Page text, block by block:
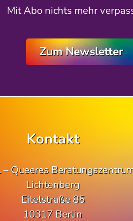
Mit Abo nichts mehr
Zum Newsletter
Kontakt
– Queeres
Lichtenberg
Eitelstraße 85
10317 Berlin